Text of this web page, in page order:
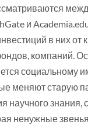
и
в них от
компаний.
социальному
меняют старую
научного знания,
ненужные